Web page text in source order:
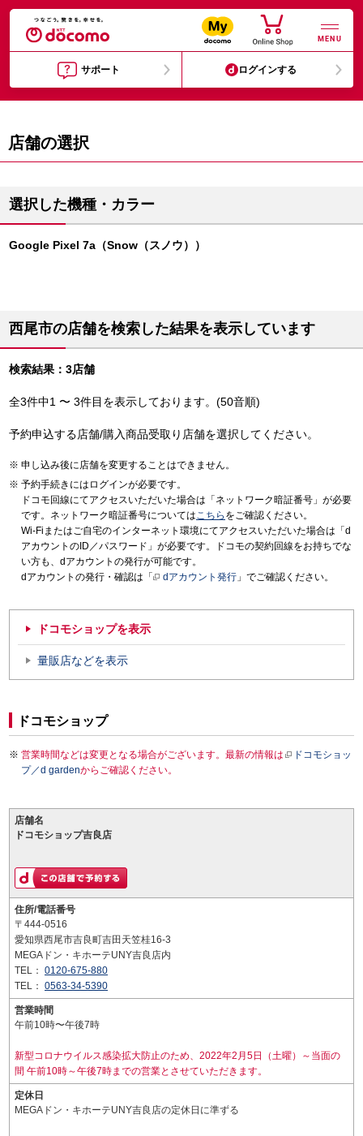
MENU
サポート ログインする
店舗の選択
選択した機種・カラー
Google Pixel 7a（Snow（スノウ））
西尾市の店舗を検索した結果を表示しています
検索結果：3店舗
全3件中1 〜 3件目を表示しております。(50音順)
予約申込する店舗/購入商品受取り店舗を選択してください。
申し込み後に店舗を変更することはできません。
予約手続きにはログインが必要です。
ドコモ回線にてアクセスいただいた場合は「ネットワーク暗証番号」が必要
です。ネットワーク暗証番号についてはこちら をご確認ください。
Wi-Fiまたはご自宅のインターネット環境にてアクセスいただいた場合は「d
アカウントのID／パスワード」が必要です。ドコモの契約回線をお持ちでな
い方も、dアカウントの発行が可能です。
dアカウントの発行・確認は「
dアカウント発行 」でご確認ください。
ドコモショップを表示
量販店などを表示
ドコモショップ
営業時間などは変更となる場合がございます。最新の情報は
ドコモショッ
プ／d gardenからご確認ください。
店舗名
ドコモショップ吉良店
住所/電話番号
〒444-0516
愛知県西尾市吉良町吉田天笠桂16-3
MEGAドン・キホーテUNY吉良店内
TEL： 0120-675-880
TEL： 0563-34-5390
営業時間
午前10時〜午後7時
新型コロナウイルス感染拡大防止のため、2022年2月5日（土曜）～当面の
間 午前10時～午後7時までの営業とさせていただきます。
定休日
MEGAドン・キホーテUNY吉良店の定休日に準ずる